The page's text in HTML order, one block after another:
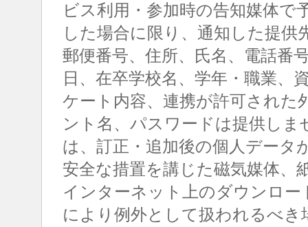
ビス利用・参加時の告知媒体で
した場合に限り、通知した提
郵便番号、住所、氏名、電話番
日、在卒学校名、学年・職業、
ケート内容、連携が許可された
ント名、パスワードは提供し
は、訂正・追加後の個人データ
安全な措置を講じた磁気媒体、
インターネット上のダウンロ
により例外として扱われるべ